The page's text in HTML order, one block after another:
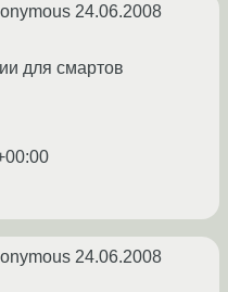
24.06.2008
для смартов
24.06.2008